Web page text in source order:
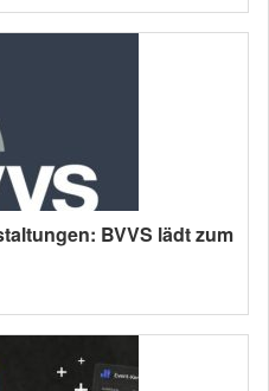
BVVS lädt zum